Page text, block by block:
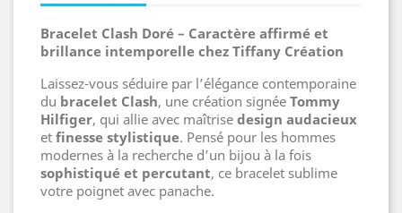
Bracelet Clash Doré – Caractère affirmé et
brillance intemporelle chez Tiffany Création
Laissez-vous séduire par l’élégance contemporaine
du bracelet Clash, une création signée Tommy
Hilfiger, qui allie avec maîtrise design audacieux
et finesse stylistique. Pensé pour les hommes
modernes à la recherche d’un bijou à la fois
sophistiqué et percutant, ce bracelet sublime
votre poignet avec panache.